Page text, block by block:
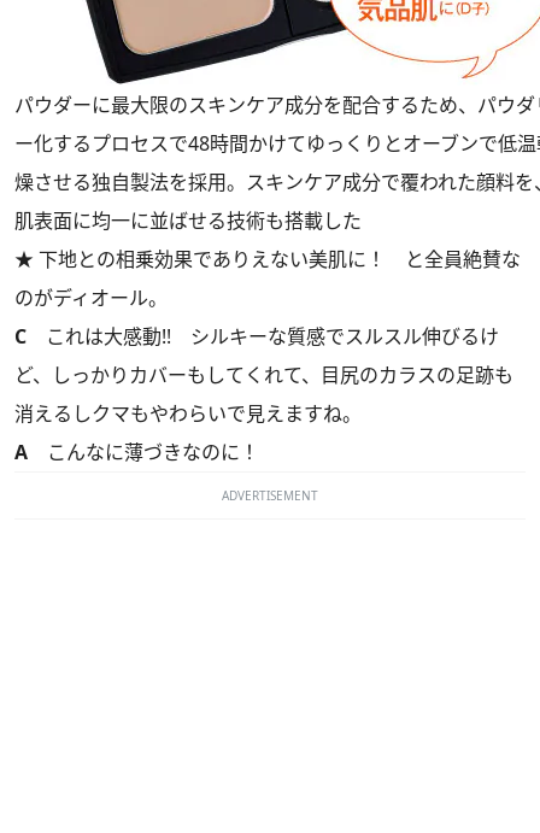
パウダーに最大限のスキンケア成分を配合するため、パウダ
ー化するプロセスで48時間かけてゆっくりとオーブンで低
燥させる独自製法を採用。スキンケア成分で覆われた顔料を
肌表面に均一に並ばせる技術も搭載した
★ 下地との相乗効果でありえない美肌に！ と全員絶賛な
のがディオール。
C これは大感動!! シルキーな質感でスルスル伸びるけ
ど、しっかりカバーもしてくれて、目尻のカラスの足跡も
消えるしクマもやわらいで見えますね。
A こんなに薄づきなのに！
ADVERTISEMENT